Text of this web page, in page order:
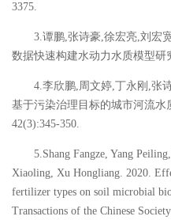
3375.
3.谭鹏,张诗豪,徐宏亮,刘宏
数据快速构建水动力水质模型研
4.李欣鹏,周文婷,丁永刚 ,张
基于污染治理目标的城市河流水
42(3):345-350.
5.Shang Fangze, Yang
Xiaoling, Xu Hongliang. 2020.
fertilizer types on soil microbial
Transactions of the Chinese